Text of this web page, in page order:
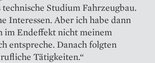
Studium Fahrzeugbau.
Interessen. Aber ich habe dann
im End­effekt nicht meinem
entspreche. Danach folgten
Tätigkeiten.“